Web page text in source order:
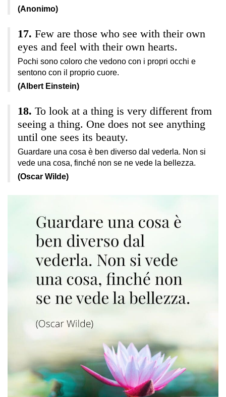
(Anonimo)
Few are those who see with their own
eyes and feel with their own hearts.
Pochi sono coloro che vedono con i propri occhi e
sentono con il proprio cuore.
(Albert Einstein)
To look at a thing is very different from
seeing a thing. One does not see anything
until one sees its beauty.
Guardare una cosa è ben diverso dal vederla. Non si
vede una cosa, finché non se ne vede la bellezza.
(Oscar Wilde)